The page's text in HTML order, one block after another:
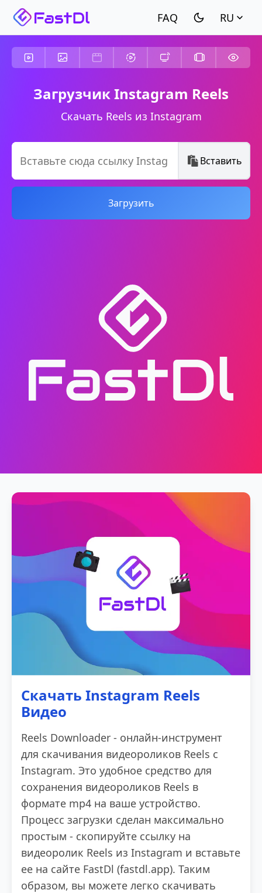
RU
Загрузчик Instagram Reels
Скачать Reels из Instagram
Вставить
Загрузить
Скачать Instagram Reels
Видео
Reels Downloader - онлайн-инструмент
для скачивания видеороликов Reels с
Instagram. Это удобное средство для
сохранения видеороликов Reels в
формате mp4 на ваше устройство.
Процесс загрузки сделан максимально
простым - скопируйте ссылку на
видеоролик Reels из Instagram и вставьте
ее на сайте FastDl (fastdl.app). Таким
образом, вы можете легко скачивать